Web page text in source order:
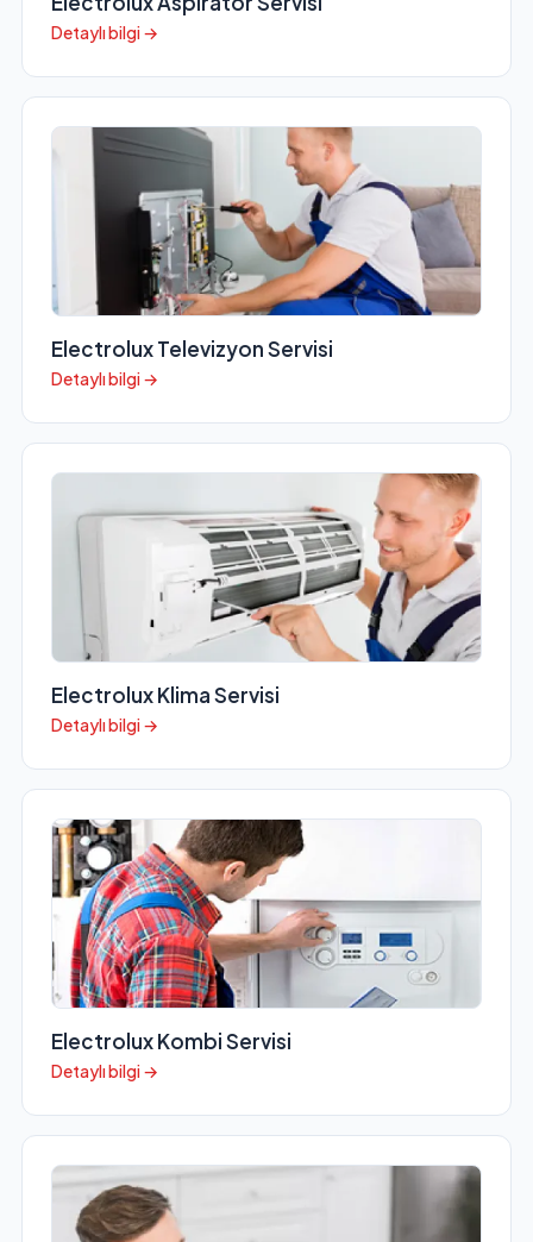
Detaylı bilgi →
Electrolux Televizyon Servisi
Detaylı bilgi →
Electrolux Klima Servisi
Detaylı bilgi →
Electrolux Kombi Servisi
Detaylı bilgi →